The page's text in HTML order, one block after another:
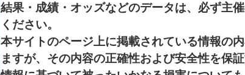
結果・成績・オッズなどのデータは、必ず主
ください。
本サイトのページ上に掲載されている情報の
ますが、その内容の正確性および安全性を保